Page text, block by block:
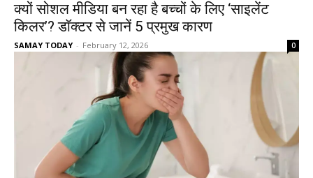
क्यों सोशल मीडिया बन रहा है बच्चों के लिए ‘साइलेंट
किलर’? डॉक्टर से जानें 5 प्रमुख कारण
SAMAY TODAY - February 12, 2026 0